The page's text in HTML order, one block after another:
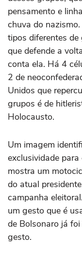
pensamento e
chuva do
tipos diferentes
que defende a
conta ela. Há 4
2 de
Unidos que
grupos é de
Holocausto.
Um imagem
exclusividade para
mostra um
do atual
campanha
um gesto que é
de Bolsonaro já
gesto.